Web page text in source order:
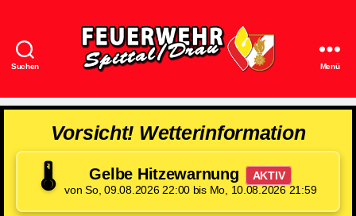
Suchen
Spittal/Drau
Menü
Vorsicht! Wetterinformation
🌡️ Gelbe Hitzewarnung
AKTIV
von So, 09.08.2026 22:00 bis Mo, 10.08.2026 21:59